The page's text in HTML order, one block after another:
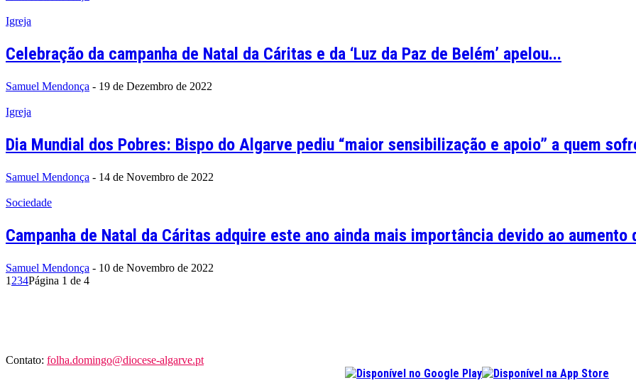
Igreja
Celebração da campanha de Natal da Cáritas e da ‘Luz da Paz de Belém’ apelou...
Samuel Mendonça - 19 de Dezembro de 2022
Igreja
Dia Mundial dos Pobres: Bispo do Algarve pediu “maior sensibilização e apoio” a quem
Samuel Mendonça - 14 de Novembro de 2022
Sociedade
Campanha de Natal da Cáritas adquire este ano ainda mais importância devido ao aumento
Samuel Mendonça - 10 de Novembro de 2022
1 234Página 1 de 4
Contato: folha.domingo@diocese-algarve.pt